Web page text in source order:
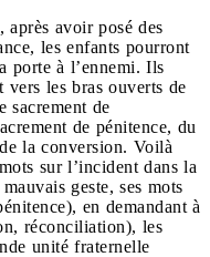
après avoir posé des
les enfants pourront
porte à l’ennemi. Ils
les bras ouverts de
sacrement de
de pénitence, du
la conversion. Voilà
sur l’incident dans la
geste, ses mots
en demandant à
réconciliation), les
unité fraternelle